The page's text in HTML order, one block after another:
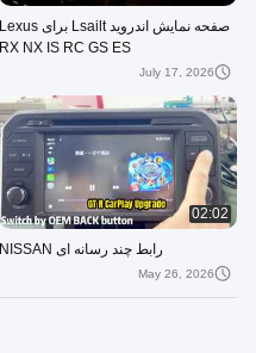
صفحه نمایش اندروید Lsailt برای Lexus
RX NX IS RC GS ES
July 17, 2026
02:02
رابط چند رسانه ای NISSAN
May 26, 2026